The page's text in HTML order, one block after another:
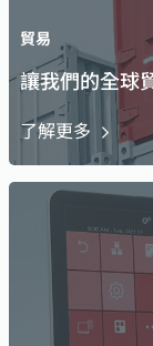
貿易
讓我們的全球
了解更多